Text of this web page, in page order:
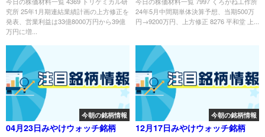
究所 25年1月期連結業績計画の上方修正を
発表、営業利益は33億8000万円から39億
万円に増...
24年5月中間期単体決算予想、当期500万
円→9200万円、上方修正 8276 平和堂 上...
今朝の銘柄情報
04月23日みやけウォッチ銘柄
今朝の銘柄情報
12月17日みやけウォッチ銘柄